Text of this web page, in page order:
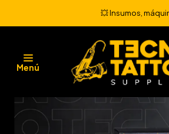
Menú
💥 Insumos,